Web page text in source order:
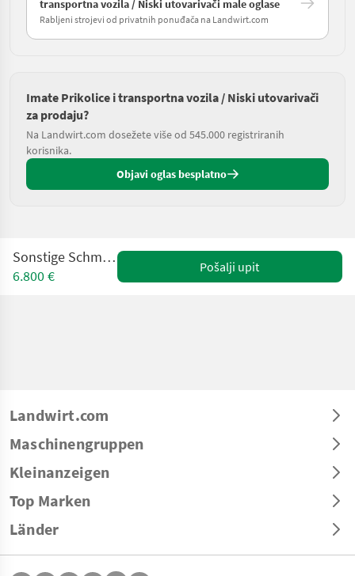
transportna vozila / Niski utovarivači male oglase
Rabljeni strojevi od privatnih ponuđača na Landwirt.com
Imate Prikolice i transportna vozila / Niski utovarivači
za prodaju?
Na Landwirt.com dosežete više od 545.000 registriranih
korisnika.
Objavi oglas besplatno
Sonstige Schmid Tieflader
6.800 €
Pošalji upit
Landwirt.com
Maschinengruppen
Kleinanzeigen
Top Marken
Länder